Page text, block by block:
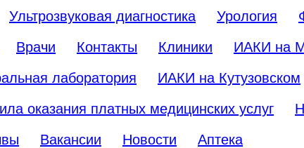
Ультрозвуковая диагностика Урология
Врачи Контакты Клиники
ИАКИ на
лаборатория ИАКИ на Кутузовском
оказания платных медицинских услуг
Вакансии Новости Аптека